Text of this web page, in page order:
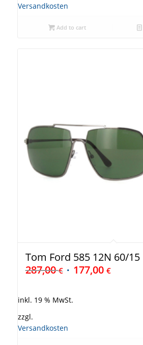
Versandkosten
Add to cart
Tom Ford 585 12N 60/15
287,00€ 177,00 €
inkl. 19 % MwSt.
zzgl.
Versandkosten